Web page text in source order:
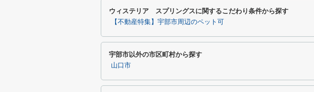
ウィステリア スプリングスに関するこだわり条件から探す
【不動産特集】宇部市周辺のペット可
宇部市以外の市区町村から探す
山口市